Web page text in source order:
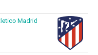
Madrid